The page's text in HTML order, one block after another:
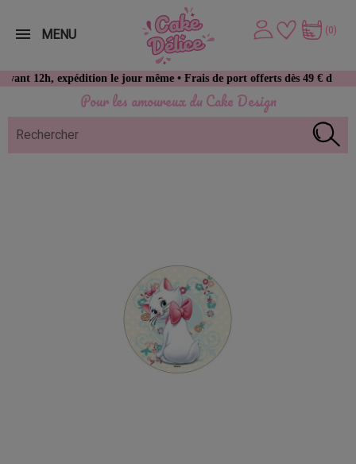
Pour les amoureux du Cake Design
12h, expédition le jour même • Frais de port offerts dès 49 € d’achat
(0)
MENU